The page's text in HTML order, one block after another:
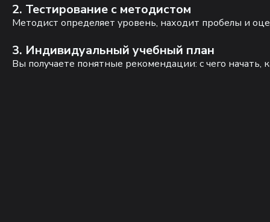
2. Тестирование с методистом
Методист определяет уровень, находит пробелы и
3. Индивидуальный учебный план
Вы получаете понятные рекомендации: с чего начать,